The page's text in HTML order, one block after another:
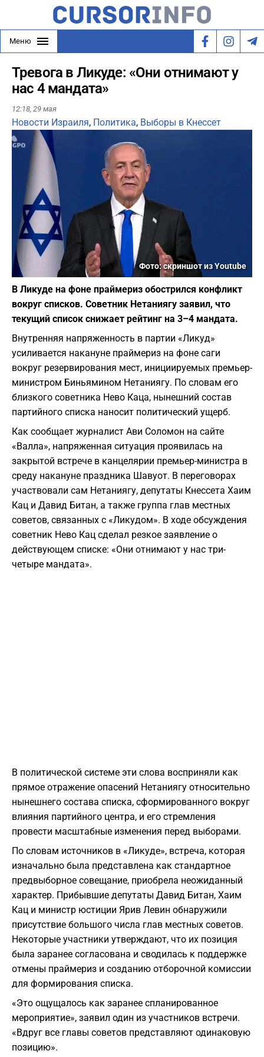
Меню
Тревога в Ликуде: «Они отнимают у
нас 4 мандата»
12:18, 29 мая
Новости Израиля, Политика, Выборы в Кнессет
Фото: скриншот из Youtube
В Ликуде на фоне праймериз обострился конфликт
вокруг списков. Советник Нетаниягу заявил, что
текущий список снижает рейтинг на 3–4 мандата.
Внутренняя напряженность в партии «Ликуд»
усиливается накануне праймериз на фоне саги
вокруг резервирования мест, инициируемых премьер-
министром Биньямином Нетаниягу. По словам его
близкого советника Нево Каца, нынешний состав
партийного списка наносит политический ущерб.
Как сообщает журналист Ави Соломон на сайте
«Валла», напряженная ситуация проявилась на
закрытой встрече в канцелярии премьер-министра в
среду накануне праздника Шавуот. В переговорах
участвовали сам Нетаниягу, депутаты Кнессета Хаим
Кац и Давид Битан, а также группа глав местных
советов, связанных с «Ликудом». В ходе обсуждения
советник Нево Кац сделал резкое заявление о
действующем списке: «Они отнимают у нас три-
четыре мандата».
В политической системе эти слова восприняли как
прямое отражение опасений Нетаниягу относительно
нынешнего состава списка, сформированного вокруг
влияния партийного центра, и его стремления
провести масштабные изменения перед выборами.
По словам источников в «Ликуде», встреча, которая
изначально была представлена как стандартное
предвыборное совещание, приобрела неожиданный
характер. Прибывшие депутаты Давид Битан, Хаим
Кац и министр юстиции Ярив Левин обнаружили
присутствие большого числа глав местных советов.
Некоторые участники утверждают, что их позиция
была заранее согласована и сводилась к поддержке
отмены праймериз и созданию отборочной комиссии
для формирования списка.
«Это ощущалось как заранее спланированное
мероприятие», заявил один из участников встречи.
«Вдруг все главы советов представляют одинаковую
позицию».